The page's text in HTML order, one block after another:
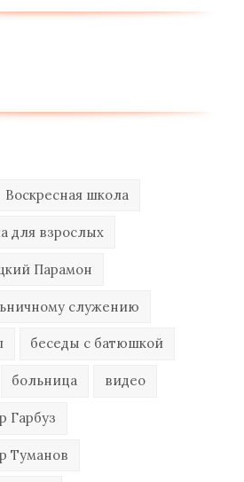
Воскресная школа
для взрослых
Парамон
служению
беседы с батюшкой
больница видео
Гарбуз
Туманов